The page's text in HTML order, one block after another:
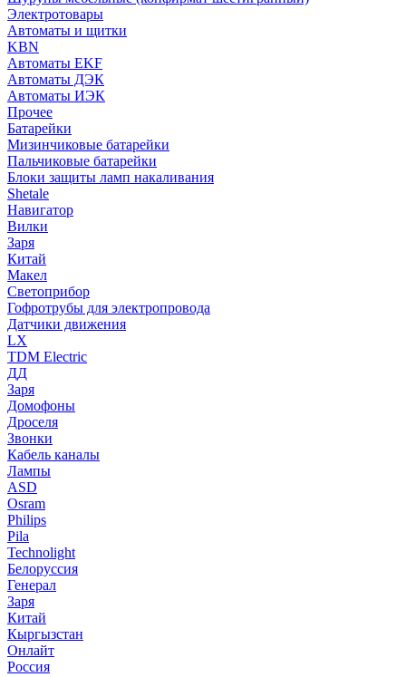
Электротовары
Автоматы и щитки
KBN
Автоматы EKF
Автоматы ДЭК
Автоматы ИЭК
Прочее
Батарейки
Мизинчиковые батарейки
Пальчиковые батарейки
Блоки защиты ламп накаливания
Shetale
Навигатор
Вилки
Заря
Китай
Макел
Светоприбор
Гофротрубы для электропровода
Датчики движения
LX
TDM Electric
ДД
Заря
Домофоны
Дроселя
Звонки
Кабель каналы
Лампы
ASD
Osram
Philips
Pila
Technolight
Белоруссия
Генерал
Заря
Китай
Кыргызстан
Онлайт
Россия